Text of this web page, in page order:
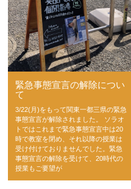
緊急事態宣言の解除につい
て
3/22(月)をもって関東一都三県の緊急
事態宣言が解除されました。 ソラオ
トではこれまで緊急事態宣言中は20
時で教室を閉め、それ以降の授業は
受け付けておりませんでした。緊急
事態宣言の解除を受けて、20時代の
授業もご要望が